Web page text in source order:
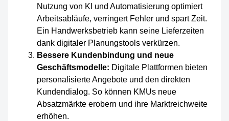
Nutzung von KI und Automatisierung optimiert
Arbeitsabläufe, verringert Fehler und spart Zeit.
Ein Handwerksbetrieb kann seine Lieferzeiten
dank digitaler Planungstools verkürzen.
Bessere Kundenbindung und neue
Geschäftsmodelle: Digitale Plattformen bieten
personalisierte Angebote und den direkten
Kundendialog. So können KMUs neue
Absatzmärkte erobern und ihre Marktreichweite
erhöhen.